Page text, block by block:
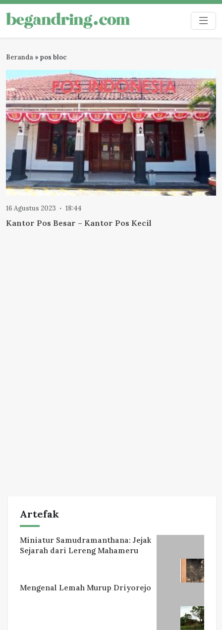
Skip
to
content
Begandring
Menjaga ingatan untuk masa depan
Beranda » pos bloc
16 Agustus 2023 18:44
Kantor Pos Besar – Kantor Pos Kecil
Artefak
Miniatur Samudramanthana: Jejak
Sejarah dari Lereng Mahameru
Mengenal Lemah Murup Driyorejo